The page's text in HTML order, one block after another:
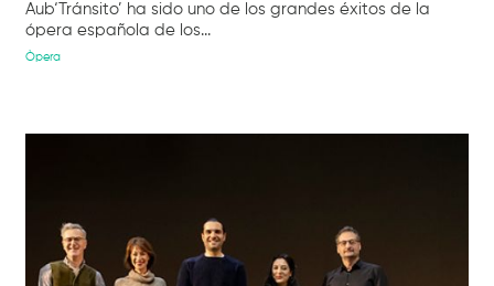
Aub‘Tránsito’ ha sido uno de los grandes éxitos de la
ópera española de los...
Òpera